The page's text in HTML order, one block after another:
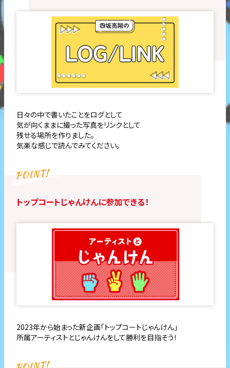
日々の中で書いたことをログとして
気が向くままに撮った写真をリンクとして
残せる場所を作りました。
気楽な感じで読んでみてください。
トップコートじゃんけんに参加できる！
2023年から始まった新企画「トップコートじゃんけん」
所属アーティストとじゃんけんをして勝利を目指そう！